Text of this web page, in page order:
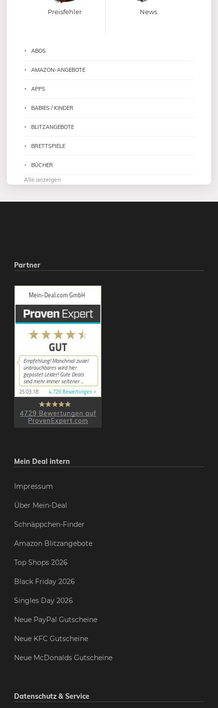
Preisfehler News
ABOS
AMAZON-ANGEBOTE
APPS
BABIES / KINDER
BLITZANGEBOTE
BRETTSPIELE
BÜCHER
Alle anzeigen
Partner
Mein Deal intern
Impressum
Über Mein-Deal
Schnäppchen-Finder
Amazon Blitzangebote
Top Shops 2026
Black Friday 2026
Singles Day 2026
Neue PayPal Gutscheine
Neue KFC Gutscheine
Neue McDonalds Gutscheine
Datenschutz & Service